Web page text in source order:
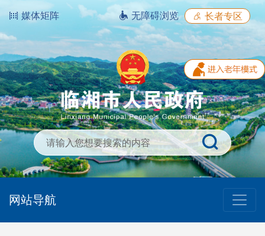
媒体矩阵 无障碍浏览 长者专区
网站导航